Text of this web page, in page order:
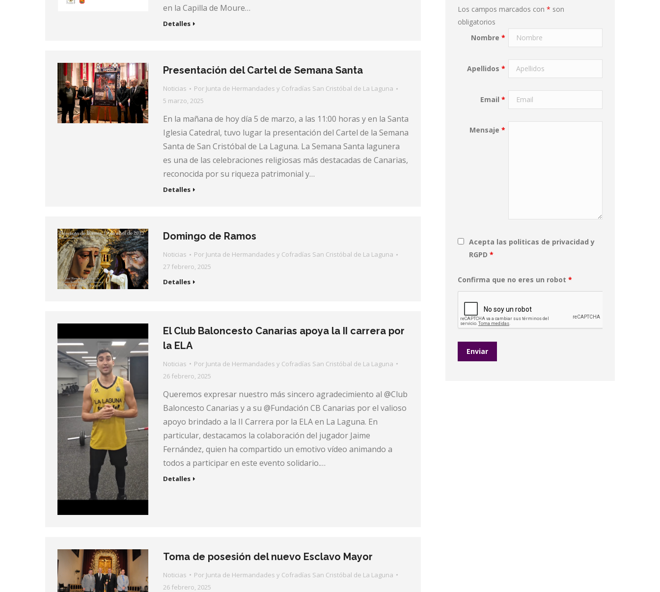
en la Capilla de Moure…
Detalles
Presentación del Cartel de Semana Santa
Noticias Por Junta de Hermandades y Cofradías San Cristóbal de La Laguna
5 marzo, 2025
En la mañana de hoy día 5 de marzo, a las 11:00 horas y en la Santa
Iglesia Catedral, tuvo lugar la presentación del Cartel de la Semana
Santa de San Cristóbal de La Laguna. La Semana Santa lagunera
es una de las celebraciones religiosas más destacadas de Canarias,
reconocida por su riqueza patrimonial y…
Detalles
Domingo de Ramos
Noticias Por Junta de Hermandades y Cofradías San Cristóbal de La Laguna
27 febrero, 2025
Detalles
El Club Baloncesto Canarias apoya la II carrera por
la ELA
Noticias Por Junta de Hermandades y Cofradías San Cristóbal de La Laguna
26 febrero, 2025
Queremos expresar nuestro más sincero agradecimiento al @Club
Baloncesto Canarias y a su @Fundación CB Canarias por el valioso
apoyo brindado a la II Carrera por la ELA en La Laguna. En
particular, destacamos la colaboración del jugador Jaime
Fernández, quien ha compartido un emotivo vídeo animando a
todos a participar en este evento solidario.…
Detalles
Toma de posesión del nuevo Esclavo Mayor
Noticias Por Junta de Hermandades y Cofradías San Cristóbal de La Laguna
26 febrero, 2025
Los campos marcados con * son
obligatorios
Nombre*
Apellidos*
Email*
Mensaje*
Acepta las politicas de privacidad y
RGPD *
Confirma que no eres un robot *